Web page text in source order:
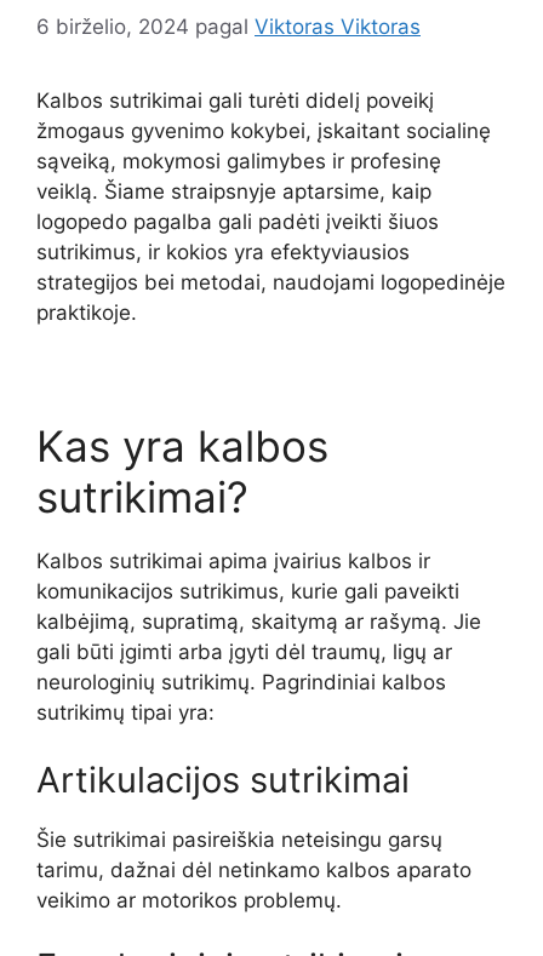
6 birželio, 2024 pagal Viktoras Viktoras
Kalbos sutrikimai gali turėti didelį poveikį
žmogaus gyvenimo kokybei, įskaitant socialinę
sąveiką, mokymosi galimybes ir profesinę
veiklą. Šiame straipsnyje aptarsime, kaip
logopedo pagalba gali padėti įveikti šiuos
sutrikimus, ir kokios yra efektyviausios
strategijos bei metodai, naudojami logopedinėje
praktikoje.
Kas yra kalbos
sutrikimai?
Kalbos sutrikimai apima įvairius kalbos ir
komunikacijos sutrikimus, kurie gali paveikti
kalbėjimą, supratimą, skaitymą ar rašymą. Jie
gali būti įgimti arba įgyti dėl traumų, ligų ar
neurologinių sutrikimų. Pagrindiniai kalbos
sutrikimų tipai yra:
Artikulacijos sutrikimai
Šie sutrikimai pasireiškia neteisingu garsų
tarimu, dažnai dėl netinkamo kalbos aparato
veikimo ar motorikos problemų.